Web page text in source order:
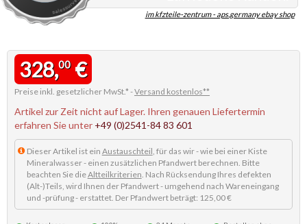
im kfzteile-zentrum - aps.germany ebay shop
328,00€
Preise inkl. gesetzlicher MwSt.* -Versand kostenlos**
Artikel zur Zeit nicht auf Lager. Ihren genauen Liefertermin
erfahren Sie unter +49 (0)2541-84 83 601
Dieser Artikel ist ein Austauschteil, für das wir - wie bei einer Kiste
Mineralwasser - einen zusätzlichen Pfandwert berechnen. Bitte
beachten Sie dieAltteilkriterien. Nach Rücksendung Ihres defekten
(Alt-)Teils, wird Ihnen der Pfandwert - umgehend nach Wareneingang
und -prüfung - erstattet. Der Pfandwert beträgt: 125,00 €